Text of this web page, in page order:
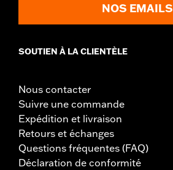
NOS EMAILS
SOUTIEN À LA CLIENTÈLE
Nous contacter
Suivre une commande
Expédition et livraison
Retours et échanges
Questions fréquentes (FAQ)
Déclaration de conformité